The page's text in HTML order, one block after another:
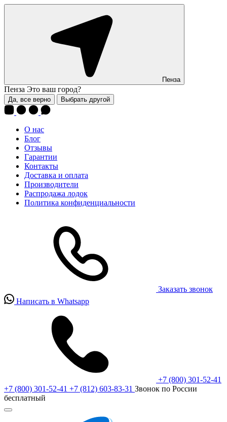
Пенза
Пенза Это ваш город?
Да, все верно Выбрать другой
О нас
Блог
Отзывы
Гарантии
Контакты
Доставка и оплата
Производители
Распродажа лодок
Политика конфиденциальности
Заказать звонок
Написать в Whatsapp
+7 (800) 301-52-41
+7 (800) 301-52-41 +7 (812) 603-83-31 Звонок по России
бесплатный